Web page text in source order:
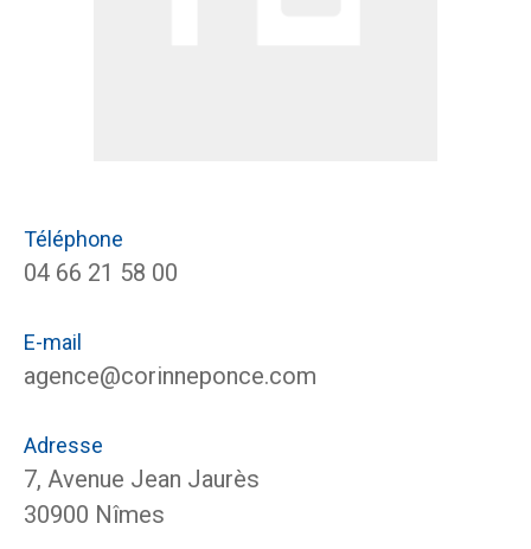
Téléphone
04 66 21 58 00
E-mail
agence@corinneponce.com
Adresse
7, Avenue Jean Jaurès
30900 Nîmes